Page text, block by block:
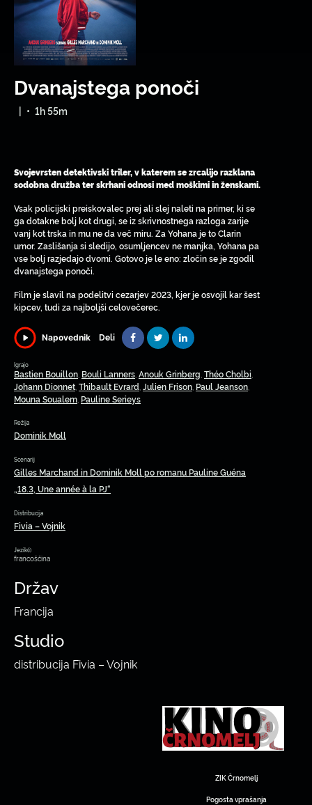
Dvanajstega ponoči
| • 1h 55m
Svojevrsten detektivski triler, v katerem se zrcalijo razklana
sodobna družba ter skrhani odnosi med moškimi in ženskami.
Vsak policijski preiskovalec prej ali slej naleti na primer, ki se
ga dotakne bolj kot drugi, se iz skrivnostnega razloga zarije
vanj kot trska in mu ne da več miru. Za Yohana je to Clarin
umor. Zaslišanja si sledijo, osumljencev ne manjka, Yohana pa
vse bolj razjedajo dvomi. Gotovo je le eno: zločin se je zgodil
dvanajstega ponoči.
Film je slavil na podelitvi cezarjev 2023, kjer je osvojil kar šest
kipcev, tudi za najboljši celovečerec.
Napovednik Deli
Igrajo
Bastien Bouillon Bouli Lanners Anouk Grinberg Théo Cholbi
Johann Dionnet Thibault Evrard Julien Frison Paul Jeanson
Mouna Soualem Pauline Serieys
Režija
Dominik Moll
Scenarij
Gilles Marchand in Dominik Moll po romanu Pauline Guéna
„18.3, Une année à la PJ“
Distribucija
Fivia – Vojnik
Jezik(i)
francoščina
Držav
Francija
Studio
distribucija Fivia – Vojnik
ZIK Črnomelj
Pogosta vprašanja